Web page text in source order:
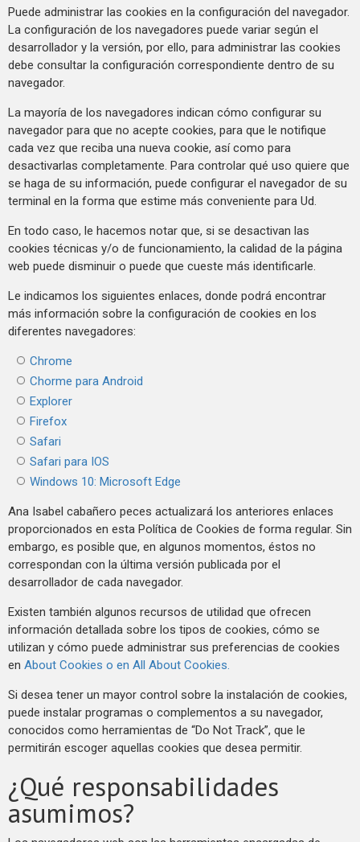
Puede administrar las cookies en la configuración del navegador.
La configuración de los navegadores puede variar según el
desarrollador y la versión, por ello, para administrar las cookies
debe consultar la configuración correspondiente dentro de su
navegador.
La mayoría de los navegadores indican cómo configurar su
navegador para que no acepte cookies, para que le notifique
cada vez que reciba una nueva cookie, así como para
desactivarlas completamente. Para controlar qué uso quiere que
se haga de su información, puede configurar el navegador de su
terminal en la forma que estime más conveniente para Ud.
En todo caso, le hacemos notar que, si se desactivan las
cookies técnicas y/o de funcionamiento, la calidad de la página
web puede disminuir o puede que cueste más identificarle.
Le indicamos los siguientes enlaces, donde podrá encontrar
más información sobre la configuración de cookies en los
diferentes navegadores:
Chrome
Chorme para Android
Explorer
Firefox
Safari
Safari para IOS
Windows 10: Microsoft Edge
Ana Isabel cabañero peces actualizará los anteriores enlaces
proporcionados en esta Política de Cookies de forma regular. Sin
embargo, es posible que, en algunos momentos, éstos no
correspondan con la última versión publicada por el
desarrollador de cada navegador.
Existen también algunos recursos de utilidad que ofrecen
información detallada sobre los tipos de cookies, cómo se
utilizan y cómo puede administrar sus preferencias de cookies
en About Cookies o en All About Cookies.
Si desea tener un mayor control sobre la instalación de cookies,
puede instalar programas o complementos a su navegador,
conocidos como herramientas de “Do Not Track”, que le
permitirán escoger aquellas cookies que desea permitir.
¿Qué responsabilidades
asumimos?